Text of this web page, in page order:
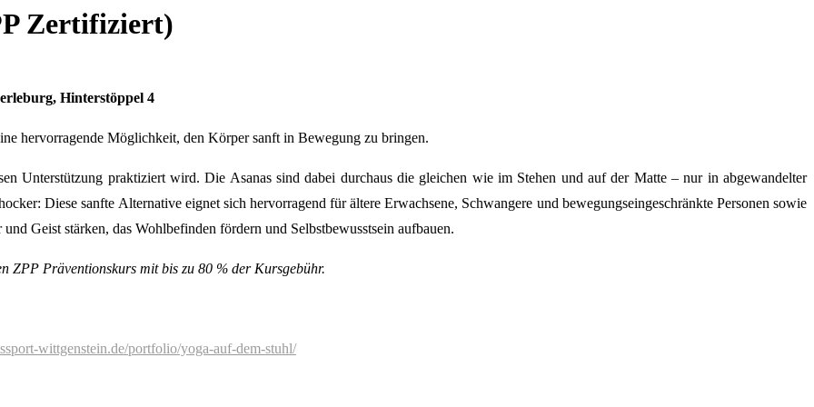
Zertifiziert)
, Hinterstöppel 4
hervorragende Möglichkeit, den Körper sanft in Bewegung zu bringen.
Unterstützung praktiziert wird. Die Asanas sind dabei durchaus die gleichen wie im Stehen und auf der Matte – nur in abgewandelter
Diese sanfte Alternative eignet sich hervorragend für ältere Erwachsene, Schwangere und bewegungseingeschränkte Personen sowie
Geist stärken, das Wohlbefinden fördern und Selbstbewusstsein aufbauen.
ZPP Präventionskurs mit bis zu 80 % der Kursgebühr.
wittgenstein.de/portfolio/yoga-auf-dem-stuhl/